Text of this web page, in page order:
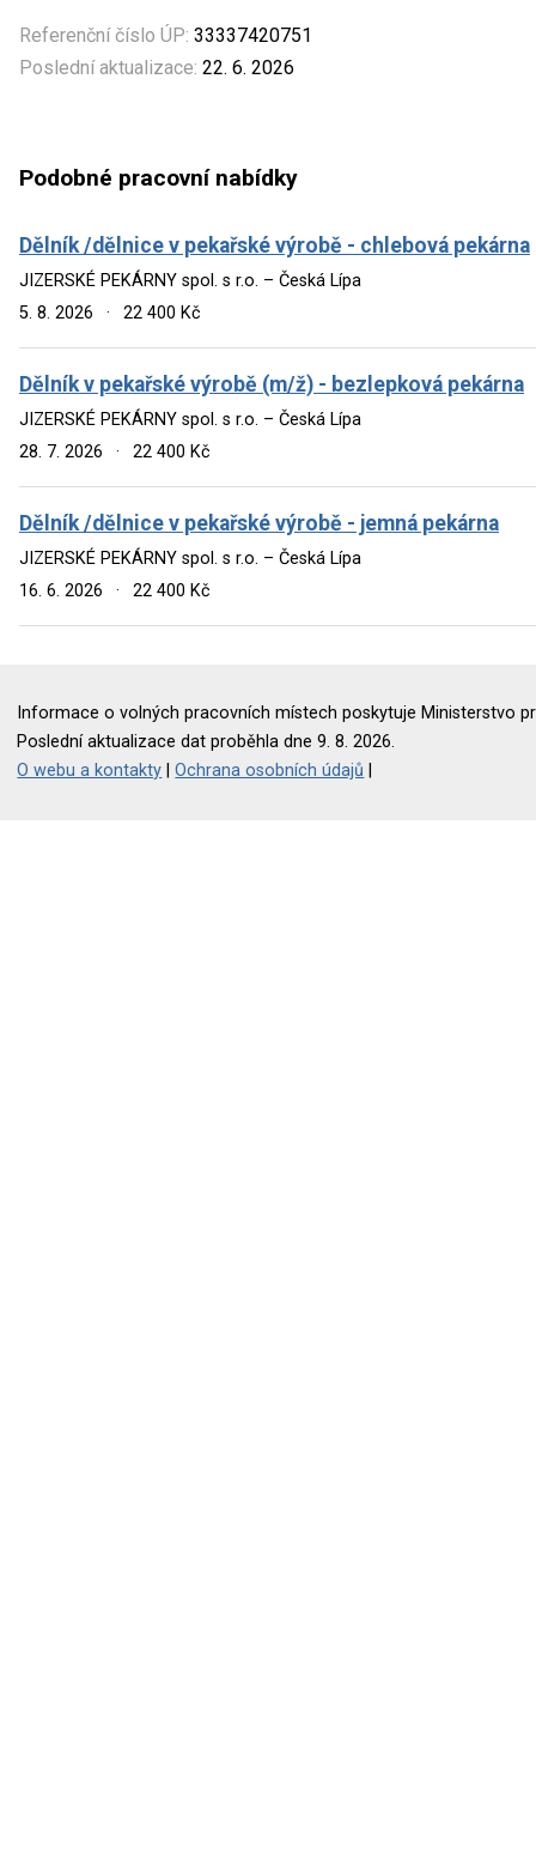
Referenční číslo ÚP: 33337420751
Poslední aktualizace: 22. 6. 2026
Podobné pracovní nabídky
Dělník /dělnice v pekařské výrobě - chlebová pekárna
JIZERSKÉ PEKÁRNY spol. s r.o. – Česká Lípa
5. 8. 2026
· 22 400 Kč
Dělník v pekařské výrobě (m/ž) - bezlepková pekárna
JIZERSKÉ PEKÁRNY spol. s r.o. – Česká Lípa
28. 7. 2026
· 22 400 Kč
Dělník /dělnice v pekařské výrobě - jemná pekárna
JIZERSKÉ PEKÁRNY spol. s r.o. – Česká Lípa
16. 6. 2026
· 22 400 Kč
Informace o volných pracovních místech poskytuje Ministerstvo
Poslední aktualizace dat proběhla dne 9. 8. 2026.
O webu a kontakty |Ochrana osobních údajů